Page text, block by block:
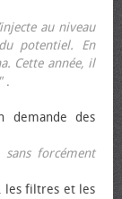
au niveau
potentiel. En
Cette année, il
.
demande des
sans forcément
les filtres et les